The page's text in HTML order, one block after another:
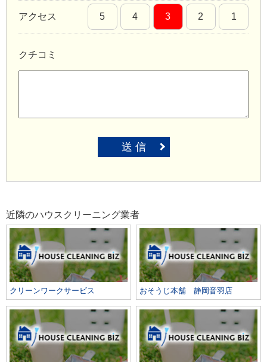
アクセス 5 4 3 2 1
クチコミ
送 信
近隣のハウスクリーニング業者
クリーンワークサービス おそうじ本舗 静岡音羽店